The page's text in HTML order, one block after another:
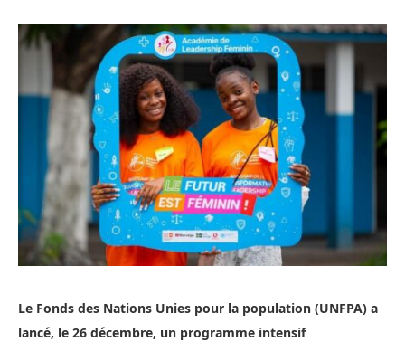
Le Fonds des Nations Unies pour la population (UNFPA) a
lancé, le 26 décembre, un programme intensif